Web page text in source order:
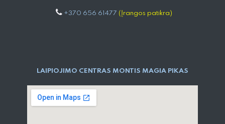
+370 656 61477 (Įrangos patikra)
LAIPIOJIMO CENTRAS MONTIS MAGIA PIKAS